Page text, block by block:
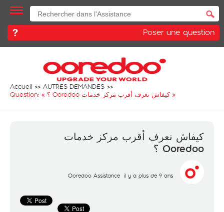
Poser une question
Accueil
AUTRES DEMANDES
Question: «
كيفاش نعرف أقرب مركز خدمات Ooredoo ؟»
كيفاش نعرف أقرب مركز خدمات
Ooredoo ؟
Ooredoo Assistance il y a plus de 9 ans